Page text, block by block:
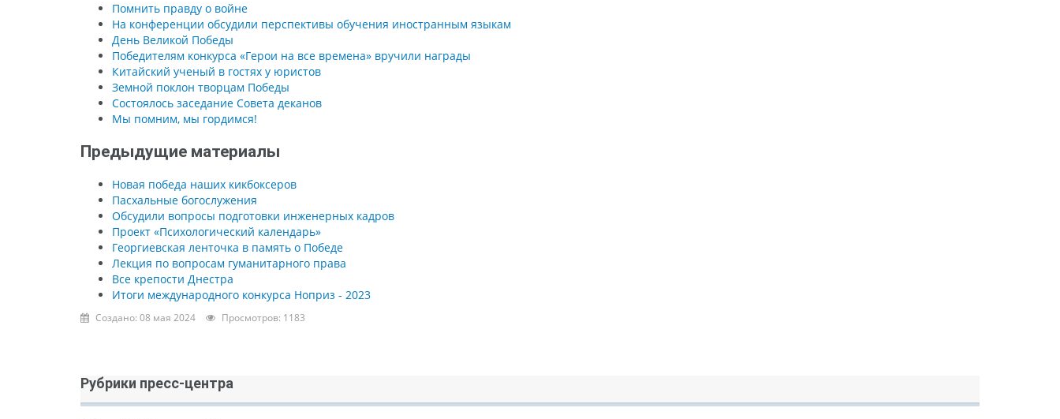
Помнить правду о войне
На конференции обсудили перспективы обучения иностранным языкам
День Великой Победы
Победителям конкурса «Герои на все времена» вручили награды
Китайский ученый в гостях у юристов
Земной поклон творцам Победы
Состоялось заседание Совета деканов
Мы помним, мы гордимся!
Предыдущие материалы
Новая победа наших кикбоксеров
Пасхальные богослужения
Обсудили вопросы подготовки инженерных кадров
Проект «Психологический календарь»
Георгиевская ленточка в память о Победе
Лекция по вопросам гуманитарного права
Все крепости Днестра
Итоги международного конкурса Ноприз - 2023
Создано: 08 мая 2024 Просмотров: 1183
Рубрики пресс-центра